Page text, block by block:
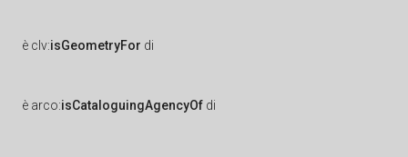
è clv:isGeometryFor di
è arco:isCataloguingAgencyOf di